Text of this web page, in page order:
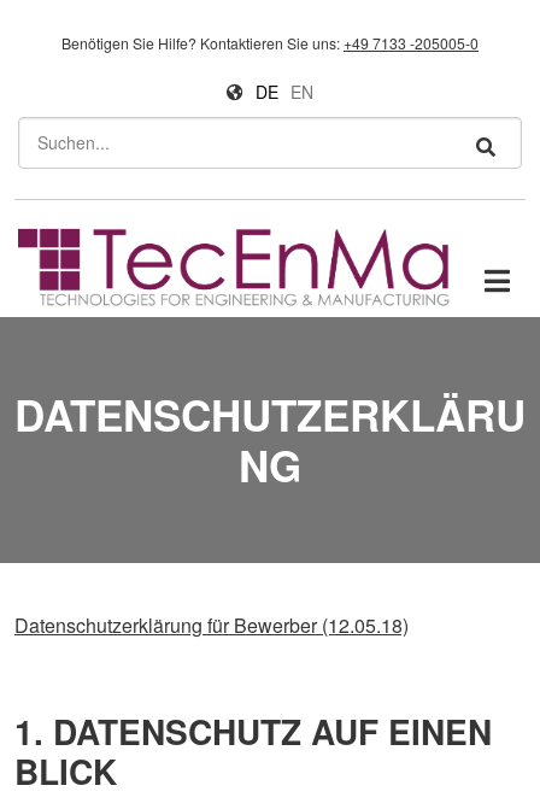
Benötigen Sie Hilfe? Kontaktieren Sie uns:+49 7133 -205005-0
DE EN
Suchen
DATENSCHUTZERKLÄRU
NG
Datenschutzerklärung für Bewerber (12.05.18)
1. DATENSCHUTZ AUF EINEN
BLICK